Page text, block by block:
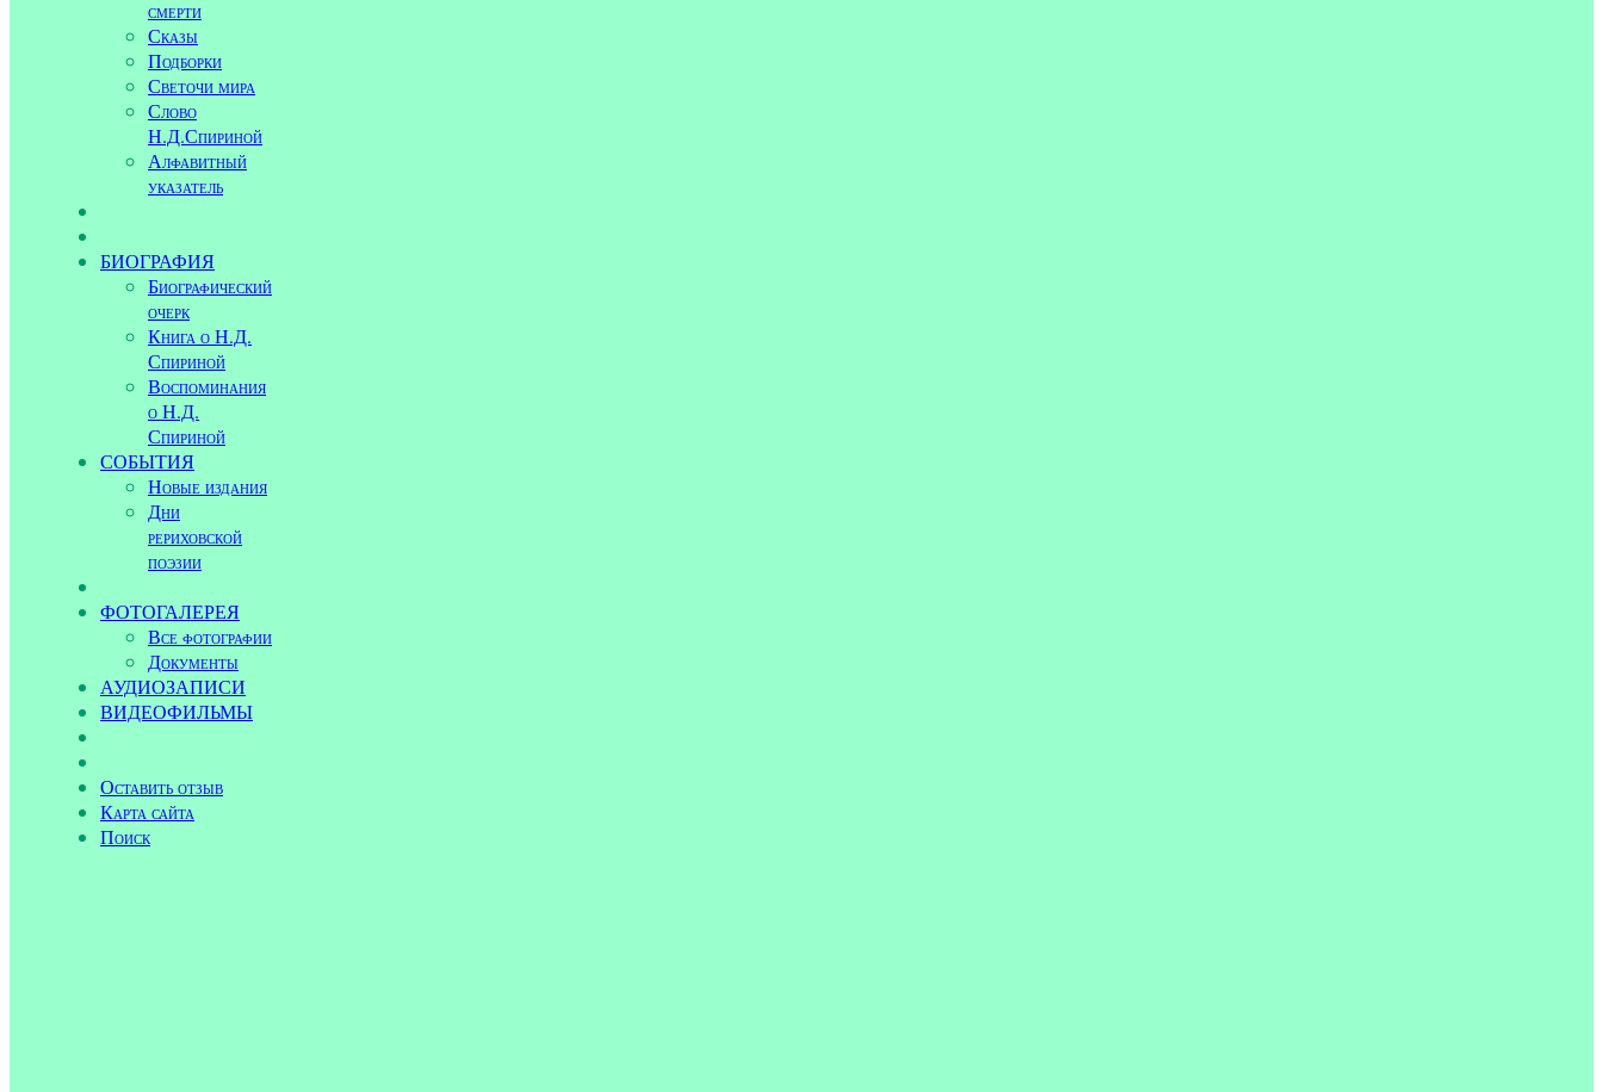
смерти
Сказы
Подборки
Светочи мира
Слово
Н.Д.Спириной
Алфавитный
указатель
БИОГРАФИЯ
Биографический
очерк
Книга о Н.Д.
Спириной
Воспоминания
о Н.Д.
Спириной
СОБЫТИЯ
Новые издания
Дни
рериховской
поэзии
ФОТОГАЛЕРЕЯ
Все фотографии
Документы
АУДИОЗАПИСИ
ВИДЕОФИЛЬМЫ
Оставить отзыв
Карта сайта
Поиск